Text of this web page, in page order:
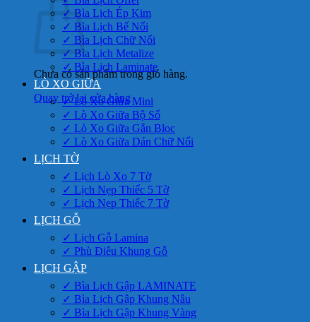
Chưa có sản phẩm trong giỏ hàng.
Quay trở lại cửa hàng
✓ Bìa Lịch Ép Kim
✓ Bìa Lịch Bế Nổi
✓ Bìa Lịch Chữ Nổi
✓ Bìa Lịch Metalize
✓ Bìa Lịch Laminate
LÒ XO GIỮA
✓ Lò Xo Giữa Mini
✓ Lò Xo Giữa Bộ Số
✓ Lò Xo Giữa Gắn Bloc
✓ Lò Xo Giữa Dán Chữ Nổi
LỊCH TỜ
✓ Lịch Lò Xo 7 Tờ
✓ Lịch Nẹp Thiếc 5 Tờ
✓ Lịch Nẹp Thiếc 7 Tờ
LỊCH GỖ
✓ Lịch Gỗ Lamina
✓ Phù Điêu Khung Gỗ
LỊCH GẬP
✓ Bìa Lịch Gập LAMINATE
✓ Bìa Lịch Gập Khung Nâu
✓ Bìa Lịch Gập Khung Vàng